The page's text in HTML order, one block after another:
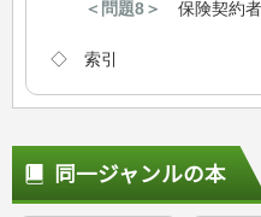
＜問題8＞
保険契約
◇ 索引
同一ジャンルの本